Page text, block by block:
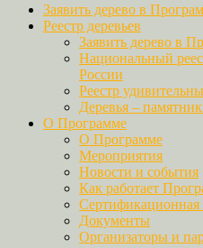
Заявить дерево в
Реестр деревьев
Заявить дерево в
Национальный
России
Реестр
Деревья –
О Программе
О Программе
Мероприятия
Новости и события
Как работает
Сертификационная
Документы
Организаторы и